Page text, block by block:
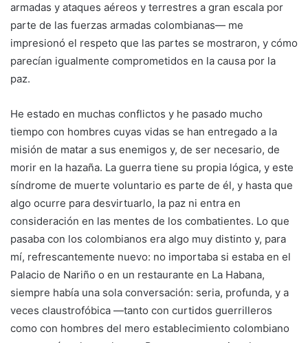
armadas y ataques aéreos y terrestres a gran escala por
parte de las fuerzas armadas colombianas— me
impresionó el respeto que las partes se mostraron, y cómo
parecían igualmente comprometidos en la causa por la
paz.
He estado en muchas conflictos y he pasado mucho
tiempo con hombres cuyas vidas se han entregado a la
misión de matar a sus enemigos y, de ser necesario, de
morir en la hazaña. La guerra tiene su propia lógica, y este
síndrome de muerte voluntario es parte de él, y hasta que
algo ocurre para desvirtuarlo, la paz ni entra en
consideración en las mentes de los combatientes. Lo que
pasaba con los colombianos era algo muy distinto y, para
mí, refrescantemente nuevo: no importaba si estaba en el
Palacio de Nariño o en un restaurante en La Habana,
siempre había una sola conversación: seria, profunda, y a
veces claustrofóbica —tanto con curtidos guerrilleros
como con hombres del mero establecimiento colombiano